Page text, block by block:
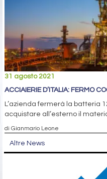
31 agosto 2021
ACCIAIERIE D’ITALIA: FERMO
L’azienda fermerà la batteria
acquistare all’esterno il
di Gianmario Leone
Altre News